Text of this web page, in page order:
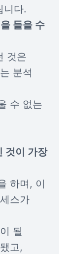
들을 수
것은
분석
수 없는
것이 가장
하며, 이
스가
될
고,